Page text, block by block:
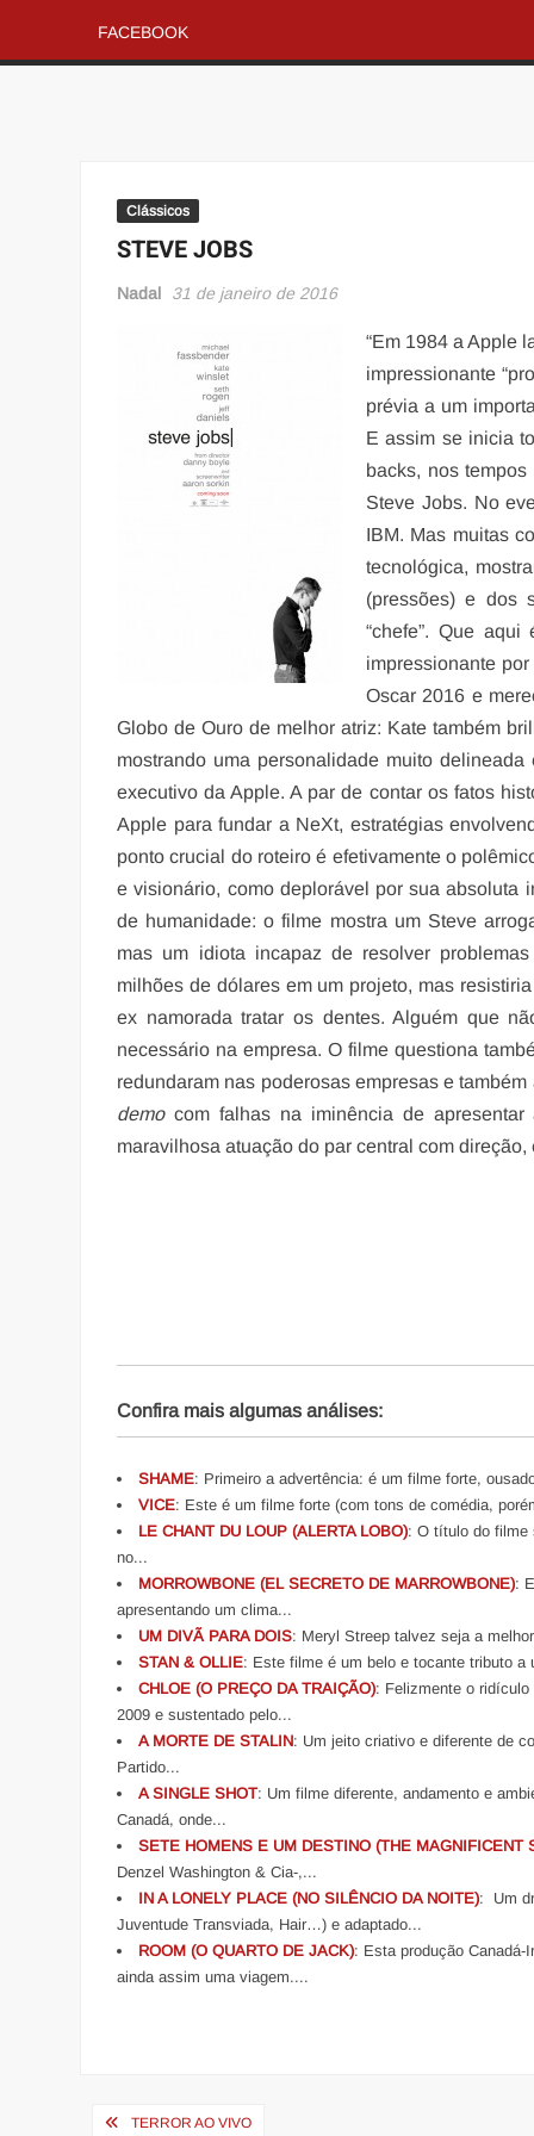
FACEBOOK
Clássicos
STEVE JOBS
Nadal 31 de janeiro de 2016
“Em 1984 a Apple
impressionante
prévia a um
E assim se inicia
backs, nos
Steve Jobs. No
IBM. Mas muitas
tecnológica,
(pressões) e dos
“chefe”. Que
impressionante
Oscar 2016 e
Globo de Ouro de melhor atriz: Kate também
mostrando uma personalidade muito
executivo da Apple. A par de contar os fatos
Apple para fundar a NeXt, estratégias
ponto crucial do roteiro é efetivamente o
e visionário, como deplorável por sua absoluta
de humanidade: o filme mostra um Steve
mas um idiota incapaz de resolver
milhões de dólares em um projeto, mas
ex namorada tratar os dentes. Alguém que
necessário na empresa. O filme questiona
redundaram nas poderosas empresas e
democom falhas na iminência de apresentar
maravilhosa atuação do par central com
Confira mais algumas análises:
SHAME: Primeiro a advertência: é um filme forte,
VICE: Este é um filme forte (com tons de comédia,
LE CHANT DU LOUP (ALERTA LOBO): O título do filme
no...
MORROWBONE (EL SECRETO DE MARROWBONE):
apresentando um clima...
UM DIVÃ PARA DOIS: Meryl Streep talvez seja a
STAN & OLLIE: Este filme é um belo e tocante tributo a
CHLOE (O PREÇO DA TRAIÇÃO): Felizmente o
2009 e sustentado pelo...
A MORTE DE STALIN: Um jeito criativo e diferente de
Partido...
A SINGLE SHOT: Um filme diferente, andamento e
Canadá, onde...
SETE HOMENS E UM DESTINO (THE MAGNIFICENT
Denzel Washington & Cia-,...
IN A LONELY PLACE (NO SILÊNCIO DA NOITE): Um
Juventude Transviada, Hair…) e adaptado...
ROOM (O QUARTO DE JACK): Esta produção
ainda assim uma viagem....
Navegação
TERROR AO VIVO